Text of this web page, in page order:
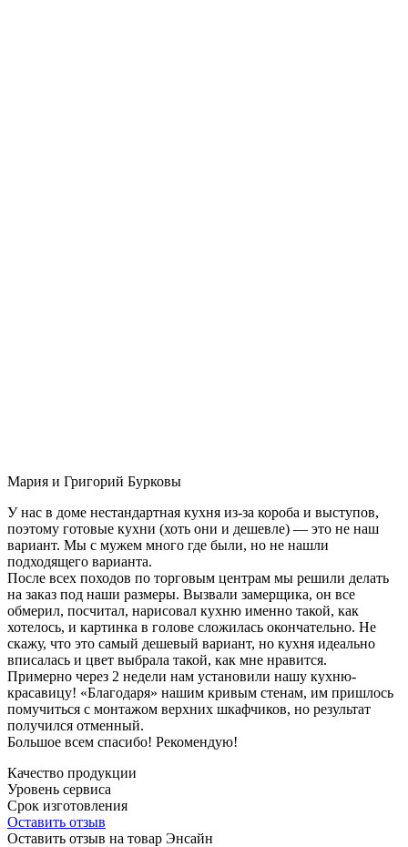
Мария и Григорий Бурковы
У нас в доме нестандартная кухня из-за короба и выступов,
поэтому готовые кухни (хоть они и дешевле) — это не наш
вариант. Мы с мужем много где были, но не нашли
подходящего варианта.
После всех походов по торговым центрам мы решили делать
на заказ под наши размеры. Вызвали замерщика, он все
обмерил, посчитал, нарисовал кухню именно такой, как
хотелось, и картинка в голове сложилась окончательно. Не
скажу, что это самый дешевый вариант, но кухня идеально
вписалась и цвет выбрала такой, как мне нравится.
Примерно через 2 недели нам установили нашу кухню-
красавицу! «Благодаря» нашим кривым стенам, им пришлось
помучиться с монтажом верхних шкафчиков, но результат
получился отменный.
Большое всем спасибо! Рекомендую!
Качество продукции
Уровень сервиса
Срок изготовления
Оставить отзыв
Оставить отзыв на товар Энсайн